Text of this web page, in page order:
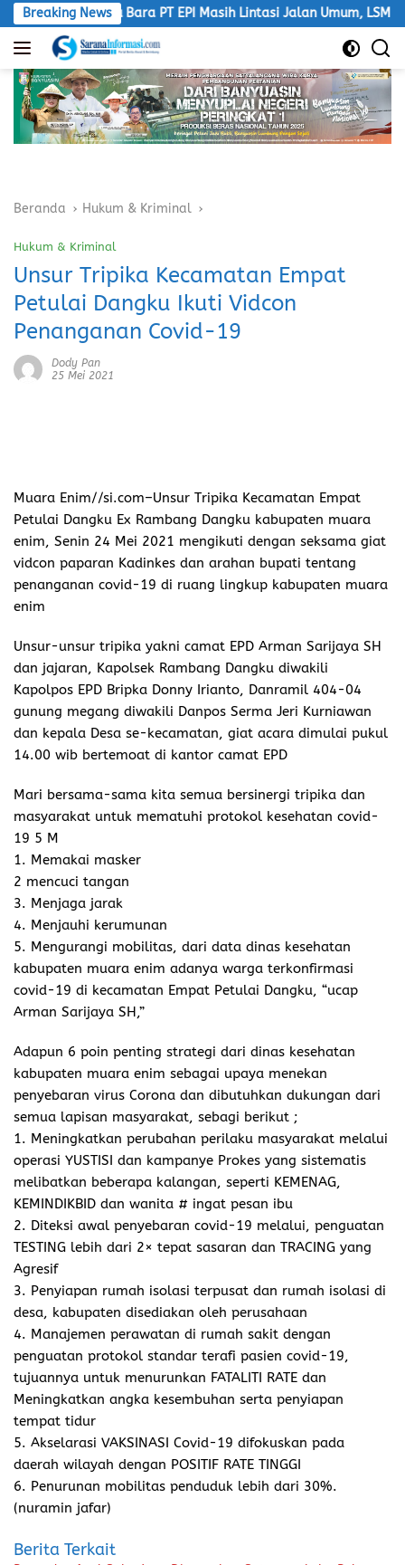
Langsung
ke
konten
Breaking News
Batu Bara PT EPI Masih Lintasi Jalan Umum, LSM Macan
Beranda Hukum & Kriminal
Hukum & Kriminal
Unsur Tripika Kecamatan Empat
Petulai Dangku Ikuti Vidcon
Penanganan Covid-19
Dody Pan
25 Mei 2021
Muara Enim//si.com–Unsur Tripika Kecamatan Empat
Petulai Dangku Ex Rambang Dangku kabupaten muara
enim, Senin 24 Mei 2021 mengikuti dengan seksama giat
vidcon paparan Kadinkes dan arahan bupati tentang
penanganan covid-19 di ruang lingkup kabupaten muara
enim
Unsur-unsur tripika yakni camat EPD Arman Sarijaya SH
dan jajaran, Kapolsek Rambang Dangku diwakili
Kapolpos EPD Bripka Donny Irianto, Danramil 404-04
gunung megang diwakili Danpos Serma Jeri Kurniawan
dan kepala Desa se-kecamatan, giat acara dimulai pukul
14.00 wib bertemoat di kantor camat EPD
Mari bersama-sama kita semua bersinergi tripika dan
masyarakat untuk mematuhi protokol kesehatan covid-
19 5 M
1. Memakai masker
2 mencuci tangan
3. Menjaga jarak
4. Menjauhi kerumunan
5. Mengurangi mobilitas, dari data dinas kesehatan
kabupaten muara enim adanya warga terkonfirmasi
covid-19 di kecamatan Empat Petulai Dangku, “ucap
Arman Sarijaya SH,”
Adapun 6 poin penting strategi dari dinas kesehatan
kabupaten muara enim sebagai upaya menekan
penyebaran virus Corona dan dibutuhkan dukungan dari
semua lapisan masyarakat, sebagi berikut ;
1. Meningkatkan perubahan perilaku masyarakat melalui
operasi YUSTISI dan kampanye Prokes yang sistematis
melibatkan beberapa kalangan, seperti KEMENAG,
KEMINDIKBID dan wanita # ingat pesan ibu
2. Diteksi awal penyebaran covid-19 melalui, penguatan
TESTING lebih dari 2× tepat sasaran dan TRACING yang
Agresif
3. Penyiapan rumah isolasi terpusat dan rumah isolasi di
desa, kabupaten disediakan oleh perusahaan
4. Manajemen perawatan di rumah sakit dengan
penguatan protokol standar terafi pasien covid-19,
tujuannya untuk menurunkan FATALITI RATE dan
Meningkatkan angka kesembuhan serta penyiapan
tempat tidur
5. Akselarasi VAKSINASI Covid-19 difokuskan pada
daerah wilayah dengan POSITIF RATE TINGGI
6. Penurunan mobilitas penduduk lebih dari 30%.
(nuramin jafar)
Berita Terkait